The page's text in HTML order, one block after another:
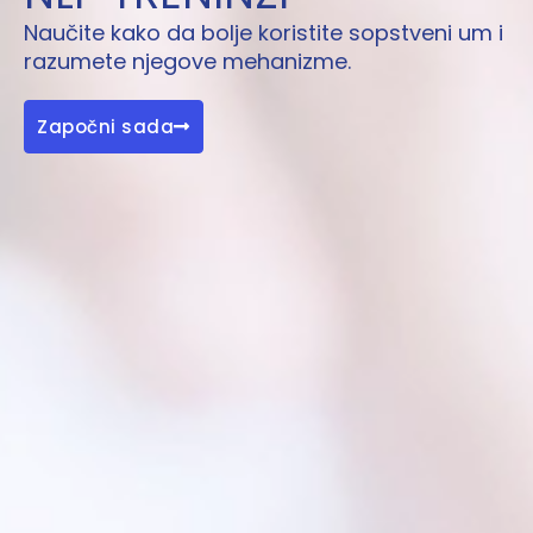
Naučite kako da bolje koristite sopstveni um i
razumete njegove mehanizme.
Započni sada